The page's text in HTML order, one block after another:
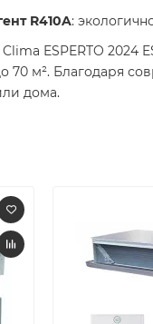
R410A:
ESPERTO 2024
м². Благодаря
дома.